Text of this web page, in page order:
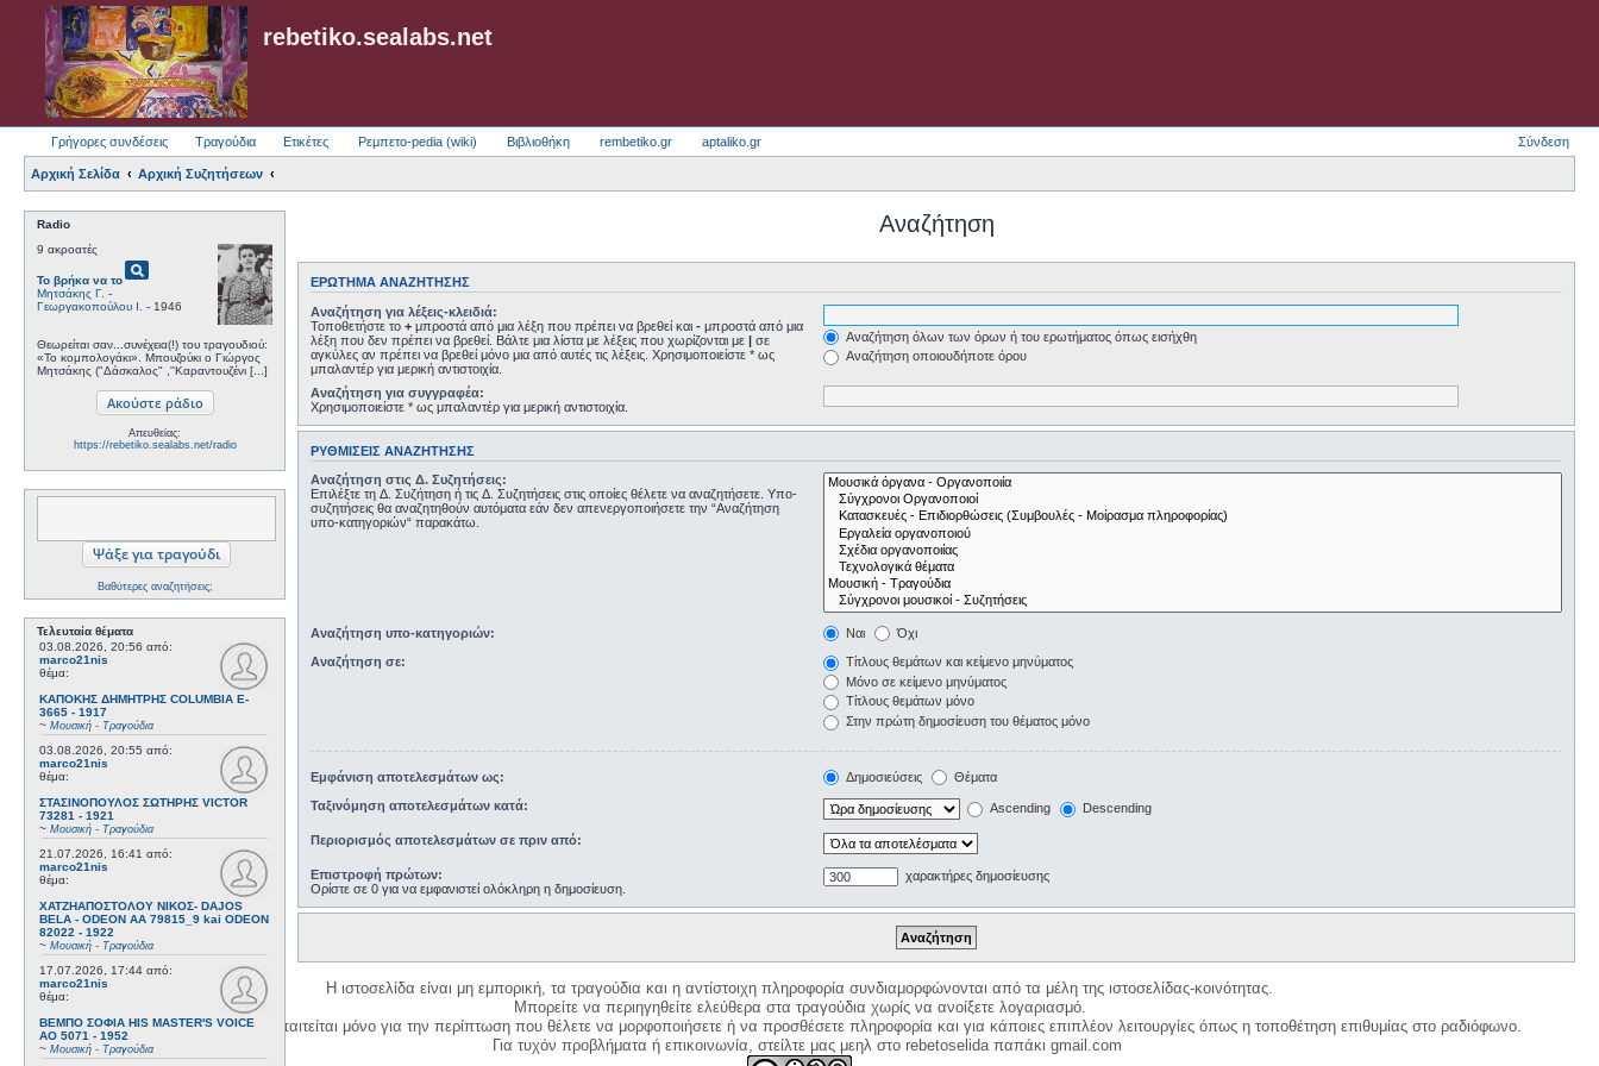
rebetiko.sealabs.net
Γρήγορες συνδέσεις Τραγούδια Ετικέτες Ρεμπετο-pedia (wiki) Βιβλιοθήκη rembetiko.gr aptaliko.gr Σύνδεση
Αρχική Σελίδα Αρχική Συζητήσεων
Radio
9 ακροατές
Το βρήκα να τοpageview
Μητσάκης Γ. -
Γεωργακοπούλου Ι.
- 1946
Θεωρείται σαν...συνέχεια(!) του τραγουδιού:
«Το κομπολογάκι». Μπουζούκι ο Γιώργος
Μητσάκης ("Δάσκαλος" ,''Καραντουζένι [...]
Απευθείας:
https://rebetiko.sealabs.net/radio
Βαθύτερες αναζητήσεις;
Τελευταία θέματα
03.08.2026, 20:56 από:
marco21nis
θέμα:
ΚΑΠΟΚΗΣ ΔΗΜΗΤΡΗΣ COLUMBIA E-
3665 - 1917
~ Μουσική - Τραγούδια
03.08.2026, 20:55 από:
marco21nis
θέμα:
ΣΤΑΣΙΝΟΠΟΥΛΟΣ ΣΩΤΗΡΗΣ VICTOR
73281 - 1921
~ Μουσική - Τραγούδια
21.07.2026, 16:41 από:
marco21nis
θέμα:
ΧΑΤΖΗΑΠΟΣΤΟΛΟΥ ΝΙΚΟΣ- DAJOS
BELA - ODEON AA 79815_9 kai ODEON
82022 - 1922
~ Μουσική - Τραγούδια
17.07.2026, 17:44 από:
marco21nis
θέμα:
ΒΕΜΠΟ ΣΟΦΙΑ HIS MASTER'S VOICE
AO 5071 - 1952
~ Μουσική - Τραγούδια
Αναζήτηση
ΕΡΏΤΗΜΑ ΑΝΑΖΉΤΗΣΗΣ
Αναζήτηση για λέξεις-κλειδιά:
Τοποθετήστε το + μπροστά από μια λέξη που πρέπει να βρεθεί και - μπροστά από μια
λέξη που δεν πρέπει να βρεθεί. Βάλτε μια λίστα με λέξεις που χωρίζονται με | σε
αγκύλες αν πρέπει να βρεθεί μόνο μια από αυτές τις λέξεις. Χρησιμοποιείστε * ως
μπαλαντέρ για μερική αντιστοιχία.
Αναζήτηση όλων των όρων ή του ερωτήματος όπως εισήχθη
Αναζήτηση οποιουδήποτε όρου
Αναζήτηση για συγγραφέα:
Χρησιμοποιείστε * ως μπαλαντέρ για μερική αντιστοιχία.
ΡΥΘΜΊΣΕΙΣ ΑΝΑΖΉΤΗΣΗΣ
Αναζήτηση στις Δ. Συζητήσεις:
Επιλέξτε τη Δ. Συζήτηση ή τις Δ. Συζητήσεις στις οποίες θέλετε να αναζητήσετε. Υπο-
συζητήσεις θα αναζητηθούν αυτόματα εάν δεν απενεργοποιήσετε την “Αναζήτηση
υπο-κατηγοριών“ παρακάτω.
Αναζήτηση υπο-κατηγοριών: Ναι Όχι
Αναζήτηση σε:
Τίτλους θεμάτων και κείμενο μηνύματος
Μόνο σε κείμενο μηνύματος
Τίτλους θεμάτων μόνο
Στην πρώτη δημοσίευση του θέματος μόνο
Εμφάνιση αποτελεσμάτων ως: Δημοσιεύσεις Θέματα
Ταξινόμηση αποτελεσμάτων κατά: Ascending Descending
Περιορισμός αποτελεσμάτων σε πριν από:
Επιστροφή πρώτων:
Ορίστε σε 0 για να εμφανιστεί ολόκληρη η δημοσίευση.
χαρακτήρες δημοσίευσης
Η ιστοσελίδα είναι μη εμπορική, τα τραγούδια και η αντίστοιχη πληροφορία συνδιαμορφώνονται από τα μέλη της ιστοσελίδας-κοινότητας.
Μπορείτε να περιηγηθείτε ελεύθερα στα τραγούδια χωρίς να ανοίξετε λογαριασμό.
Η δημιουργία λογαριασμού απαιτείται μόνο για την περίπτωση που θέλετε να μορφοποιήσετε ή να προσθέσετε πληροφορία και για κάποιες επιπλέον λειτουργίες όπως η τοποθέτηση επιθυμίας στο ραδιόφωνο.
Για τυχόν προβλήματα ή επικοινωνία, στείλτε μας μεηλ στο rebetoselida παπάκι gmail.com